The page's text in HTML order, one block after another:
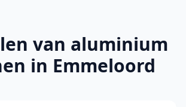
van aluminium
in Emmeloord